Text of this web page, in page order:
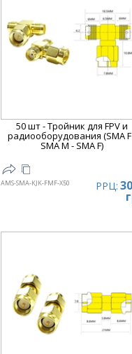
50 шт - Тройник для FPV и
радиооборудования (SMA
SMA M - SMA F)
AMS-SMA-KJK-FMF-X50 РРЦ: